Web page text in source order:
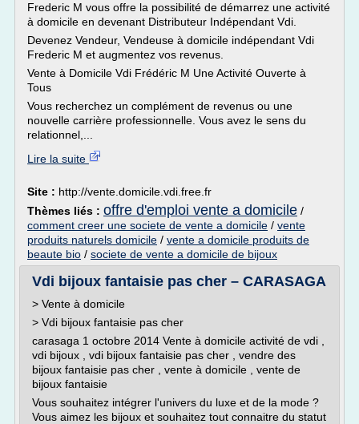
Frederic M vous offre la possibilité de démarrez une activité
à domicile en devenant Distributeur Indépendant Vdi.
Devenez Vendeur, Vendeuse à domicile indépendant Vdi
Frederic M et augmentez vos revenus.
Vente à Domicile Vdi Frédéric M Une Activité Ouverte à
Tous
Vous recherchez un complément de revenus ou une
nouvelle carrière professionnelle. Vous avez le sens du
relationnel,...
Lire la suite
Site : http://vente.domicile.vdi.free.fr
Thèmes liés : offre d'emploi vente a domicile /
comment creer une societe de vente a domicile / vente
produits naturels domicile / vente a domicile produits de
beaute bio / societe de vente a domicile de bijoux
Vdi bijoux fantaisie pas cher – CARASAGA
> Vente à domicile
> Vdi bijoux fantaisie pas cher
carasaga 1 octobre 2014 Vente à domicile activité de vdi ,
vdi bijoux , vdi bijoux fantaisie pas cher , vendre des
bijoux fantaisie pas cher , vente à domicile , vente de
bijoux fantaisie
Vous souhaitez intégrer l'univers du luxe et de la mode ?
Vous aimez les bijoux et souhaitez tout connaitre du statut